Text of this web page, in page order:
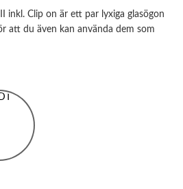
inkl. Clip on är ett par lyxiga glasögon
att du även kan använda dem som